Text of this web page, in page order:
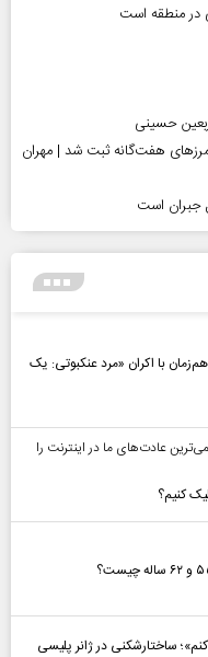
در منطقه است
۶۰ میلیون عبور از مرزهای هفت‌گانه ثبت شد | مهران
جبران است
با اکران «مرد عنکبوتی: یک
عادت‌های ما در اینترنت را
کنیم؟
ساختارشکنی در ژانر پلیسی